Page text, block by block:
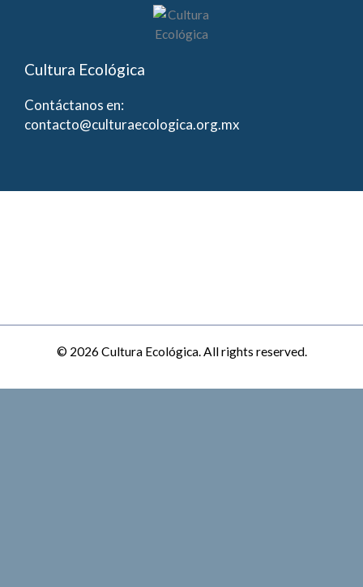
Cultura Ecológica
Contáctanos en:
contacto@culturaecologica.org.mx
© 2026 Cultura Ecológica. All rights reserved.